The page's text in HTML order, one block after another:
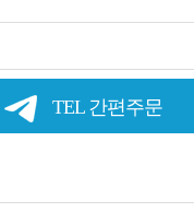
TEL 간편주문